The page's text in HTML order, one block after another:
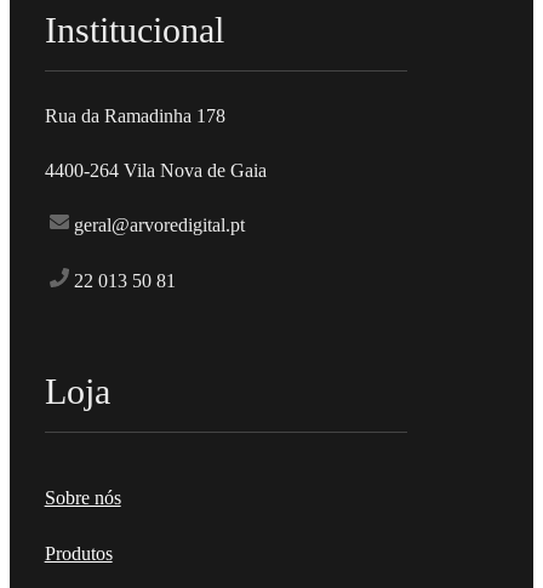
Institucional
Rua da Ramadinha 178
4400-264 Vila Nova de Gaia
geral@arvoredigital.pt
22 013 50 81
Loja
Sobre nós
Produtos